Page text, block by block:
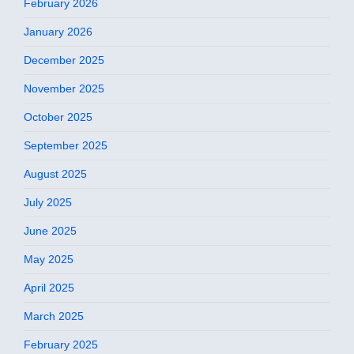
February 2026
January 2026
December 2025
November 2025
October 2025
September 2025
August 2025
July 2025
June 2025
May 2025
April 2025
March 2025
February 2025